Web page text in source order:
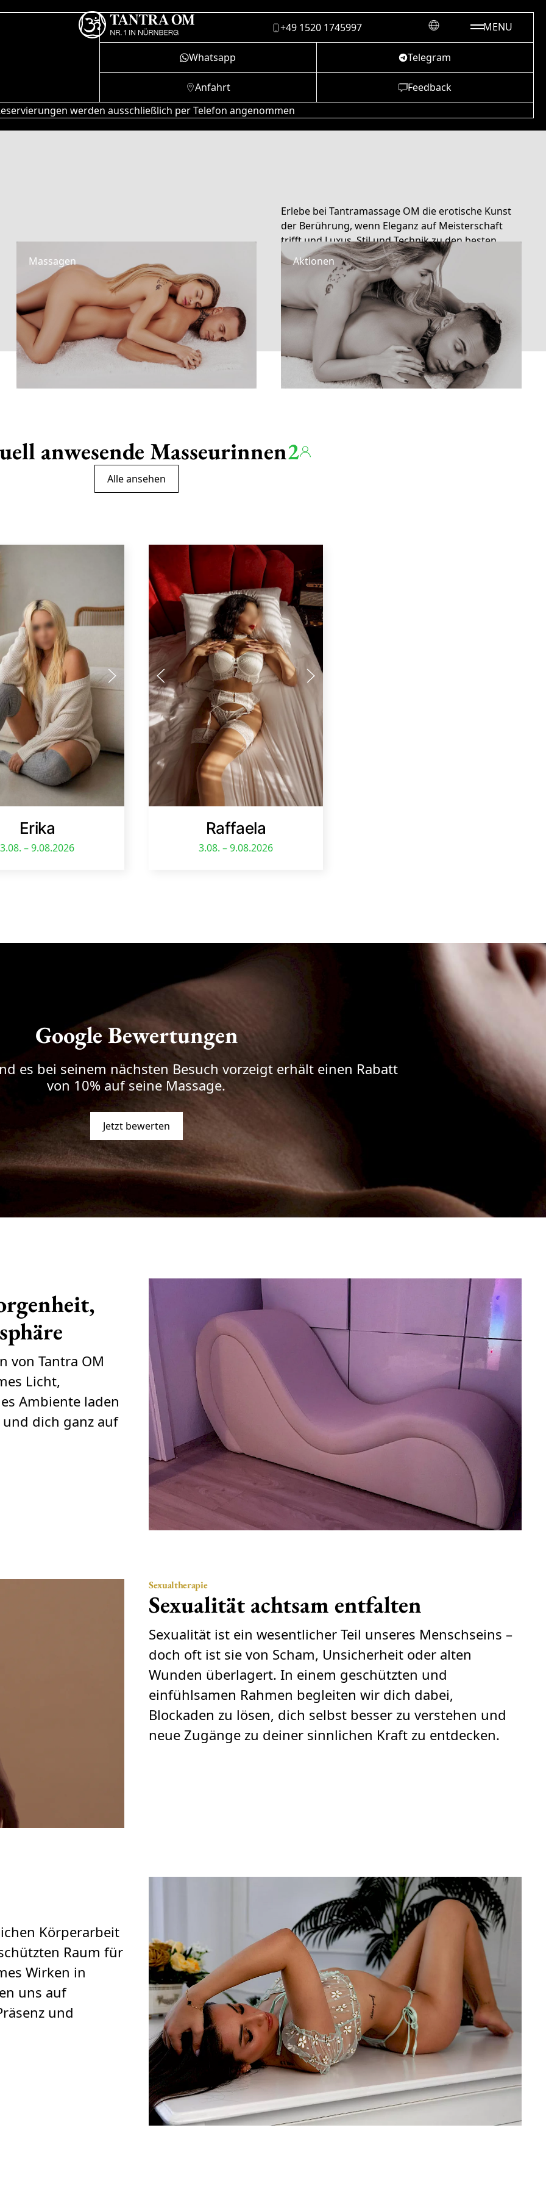
MENU
+49 1520 1745997
Whatsapp Telegram
Anfahrt
Feedback
werden ausschließlich per Telefon angenommen
Erlebe bei Tantramassage OM die erotische Kunst
der Berührung, wenn Eleganz auf Meisterschaft
trifft und Luxus, Stil und Technik zu den besten
Massagen verschmelzen.
Über uns
Massagen Aktionen
anwesende Masseurinnen2
Alle ansehen
Erika
3.08. – 9.08.2026
Raffaela
3.08. – 9.08.2026
Google Bewertungen
es bei seinem nächsten Besuch vorzeigt erhält einen Rabatt
von 10% auf seine Massage.
Jetzt bewerten
von Tantra OM
Licht,
Ambiente laden
dich ganz auf
Sexualtherapie
Sexualität achtsam entfalten
Sexualität ist ein wesentlicher Teil unseres Menschseins –
doch oft ist sie von Scham, Unsicherheit oder alten
Wunden überlagert. In einem geschützten und
einfühlsamen Rahmen begleiten wir dich dabei,
Blockaden zu lösen, dich selbst besser zu verstehen und
neue Zugänge zu deiner sinnlichen Kraft zu entdecken.
Körperarbeit
Raum für
Wirken in
uns auf
und